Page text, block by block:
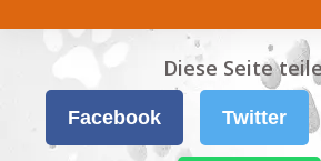
Diese Seite
Facebook Twitter